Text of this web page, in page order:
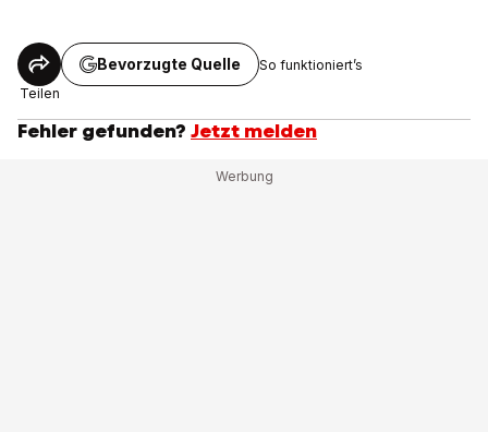
Teilen
Bevorzugte Quelle So funktioniert’s
Fehler gefunden? Jetzt melden